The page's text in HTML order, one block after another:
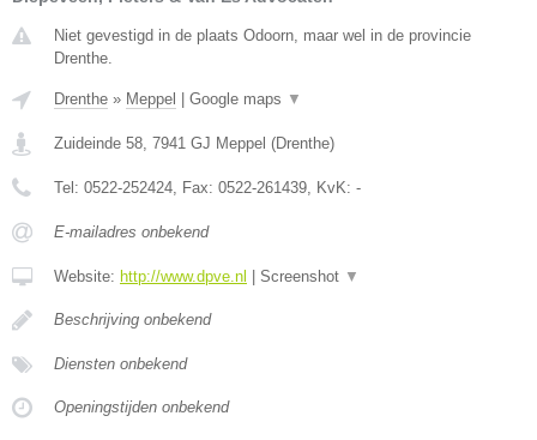
Niet gevestigd in de plaats Odoorn, maar wel in de provincie
Drenthe.
Drenthe » Meppel Google maps ▼
Zuideinde 58 7941 GJ Meppel (Drenthe)
Tel: 0522-252424 , Fax: 0522-261439 , KvK: -
E-mailadres onbekend
Website: http://www.dpve.nl Screenshot ▼
Beschrijving onbekend
Diensten onbekend
Openingstijden onbekend